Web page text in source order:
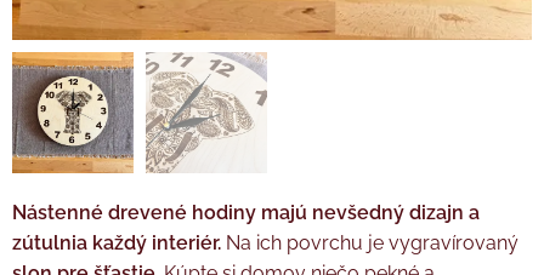
Nástenné drevené hodiny majú nevšedný dizajn a
zútulnia každý interiér. Na ich povrchu je vygravírovaný